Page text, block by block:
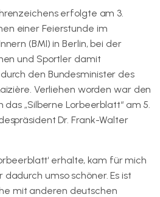
erfolgte am 3.
einer Feierstunde im
(BMI) in Berlin, bei der
und Sportler damit
den Bundesminister des
Verliehen worden war den
„Silberne Lorbeerblatt“ am 5.
Dr. Frank-Walter
erhalte, kam für mich
umso schöner. Es ist
mit anderen deutschen